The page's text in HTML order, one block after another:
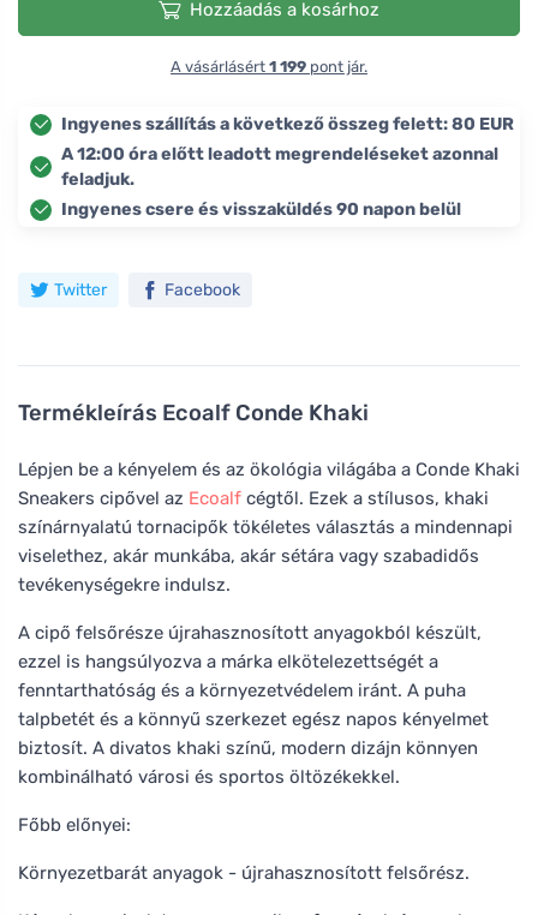
Termékleírás Ecoalf Conde Khaki
Lépjen be a kényelem és az ökológia világába a Conde Khaki
Sneakers cipővel az Ecoalf cégtől. Ezek a stílusos, khaki
színárnyalatú tornacipők tökéletes választás a mindennapi
viselethez, akár munkába, akár sétára vagy szabadidős
tevékenységekre indulsz.
A cipő felsőrésze újrahasznosított anyagokból készült,
ezzel is hangsúlyozva a márka elkötelezettségét a
fenntarthatóság és a környezetvédelem iránt. A puha
talpbetét és a könnyű szerkezet egész napos kényelmet
biztosít. A divatos khaki színű, modern dizájn könnyen
kombinálható városi és sportos öltözékekkel.
Főbb előnyei:
Környezetbarát anyagok - újrahasznosított felsőrész.
Hozzáadás a kosárhoz
A vásárlásért 1 199 pont jár.
Ingyenes szállítás a következő összeg felett: 80 EUR
A 12:00 óra előtt leadott megrendeléseket azonnal
feladjuk.
Ingyenes csere és visszaküldés 90 napon belül
Twitter Facebook